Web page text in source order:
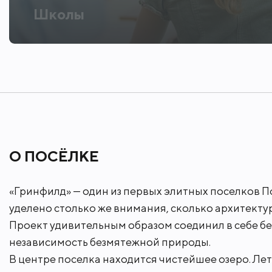
маленьких жителей есть игровые
Собственная сервисная служба
скоростному Новорижскому шоссе
образ жизни в ритме трудовых и
доступна развитая инфраструктура
рестораны, кафе, магазины,
Школы
О ПОСЁЛКЕ
«Гринфилд» — один из первых элитных поселков
уделено столько же внимания, сколько
Проект удивительным образом соединил в себе
независимость безмятежной природы.
В центре поселка находится чистейшее озеро.